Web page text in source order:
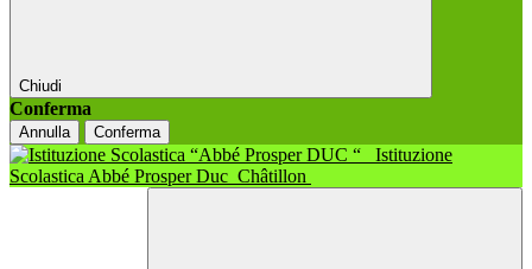
Chiudi
Conferma
Annulla Conferma
Istituzione
Scolastica Abbé Prosper Duc Châtillon